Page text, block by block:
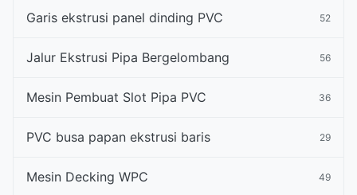
Garis ekstrusi panel dinding PVC 52
Jalur Ekstrusi Pipa Bergelombang 56
Mesin Pembuat Slot Pipa PVC 36
PVC busa papan ekstrusi baris 29
Mesin Decking WPC 49